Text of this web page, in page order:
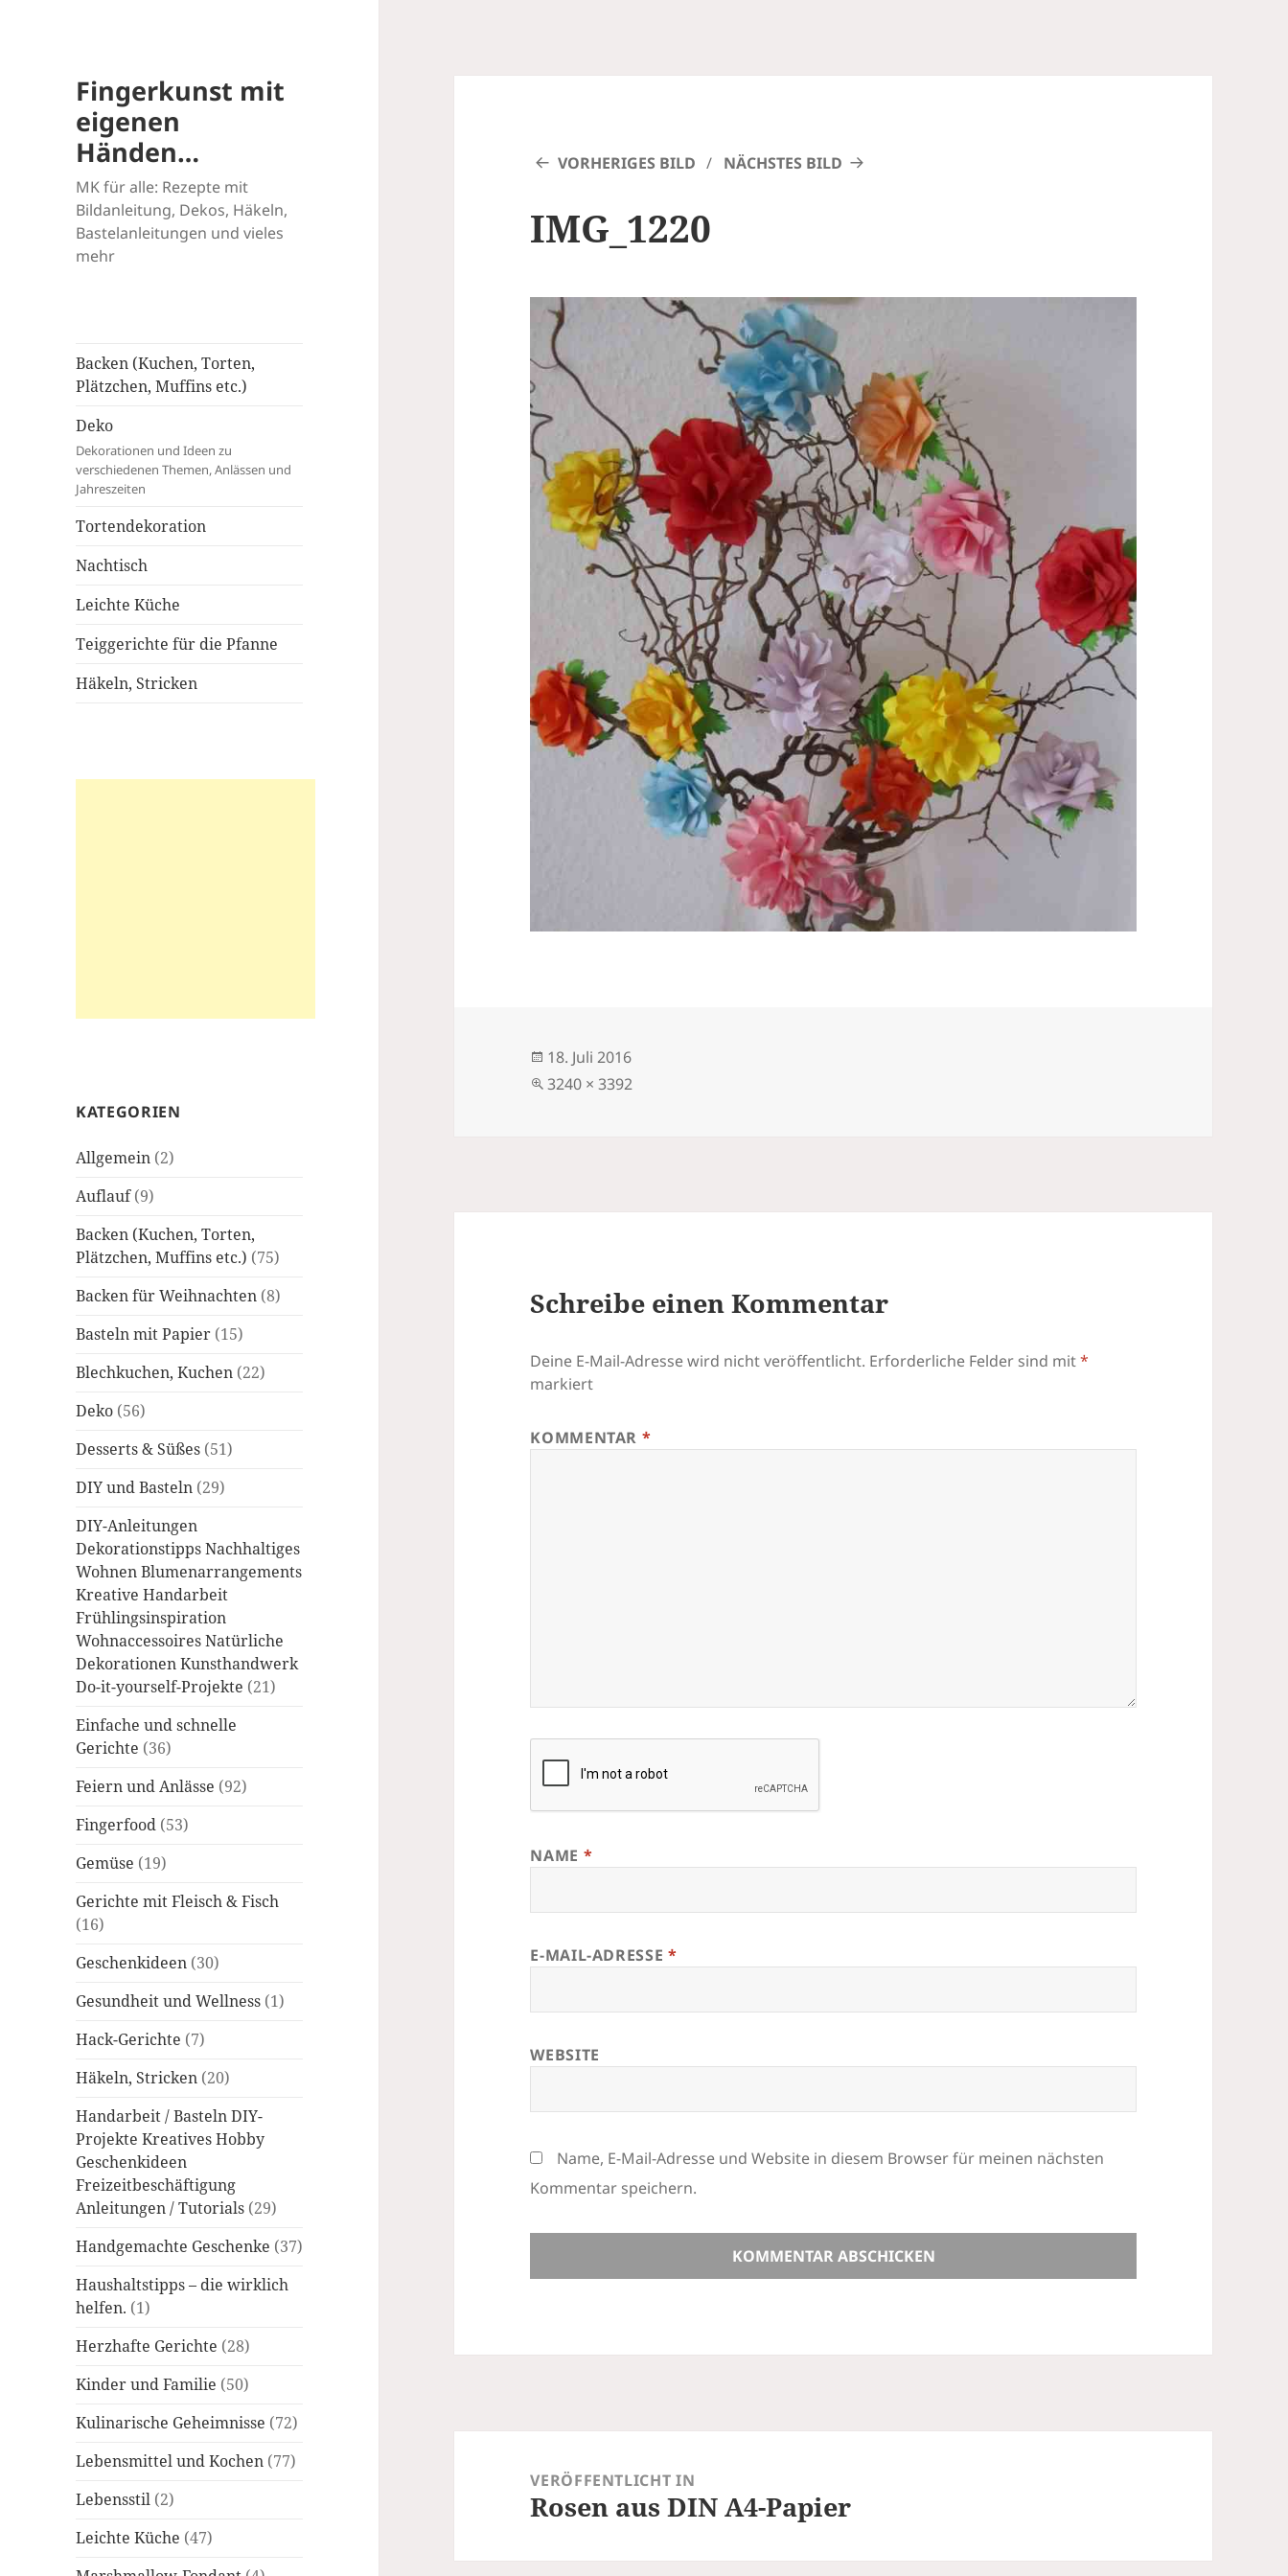
Fingerkunst mit
eigenen
Händen…
MK für alle: Rezepte mit
Bildanleitung, Dekos, Häkeln,
Bastelanleitungen und vieles
mehr
Backen (Kuchen, Torten,
Plätzchen, Muffins etc.)
Deko
Dekorationen und Ideen zu
verschiedenen Themen, Anlässen und
Jahreszeiten
Tortendekoration
Nachtisch
Leichte Küche
Teiggerichte für die Pfanne
Häkeln, Stricken
KATEGORIEN
Allgemein (2)
Auflauf(9)
Backen (Kuchen, Torten,
Plätzchen, Muffins etc.) (75)
Backen für Weihnachten (8)
Basteln mit Papier (15)
Blechkuchen, Kuchen (22)
Deko (56)
Desserts & Süßes (51)
DIY und Basteln (29)
DIY-Anleitungen
Dekorationstipps Nachhaltiges
Wohnen Blumenarrangements
Kreative Handarbeit
Frühlingsinspiration
Wohnaccessoires Natürliche
Dekorationen Kunsthandwerk
Do-it-yourself-Projekte (21)
Einfache und schnelle
Gerichte (36)
Feiern und Anlässe (92)
Fingerfood (53)
Gemüse (19)
Gerichte mit Fleisch & Fisch
(16)
Geschenkideen (30)
Gesundheit und Wellness (1)
Hack-Gerichte (7)
Häkeln, Stricken (20)
Handarbeit / Basteln DIY-
Projekte Kreatives Hobby
Geschenkideen
Freizeitbeschäftigung
Anleitungen / Tutorials (29)
Handgemachte Geschenke (37)
Haushaltstipps – die wirklich
helfen. (1)
Herzhafte Gerichte (28)
Kinder und Familie (50)
Kulinarische Geheimnisse (72)
Lebensmittel und Kochen (77)
Lebensstil (2)
Leichte Küche (47)
VORHERIGES BILD NÄCHSTES BILD
IMG_1220
Veröffentlicht
am
18. Juli 2016
Volle
3240 × 3392
Schreibe einen Kommentar
Deine E-Mail-Adresse wird nicht veröffentlicht. Erforderliche Felder sind mit*
markiert
KOMMENTAR *
NAME *
E-MAIL-ADRESSE *
WEBSITE
Name, E-Mail-Adresse und Website in diesem Browser für meinen nächsten
Kommentar speichern.
VERÖFFENTLICHT IN
Rosen aus DIN A4-Papier